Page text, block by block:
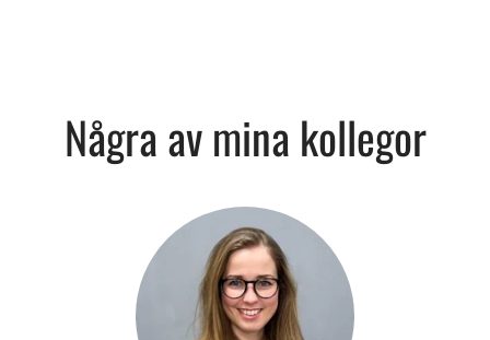
Några av mina kollegor